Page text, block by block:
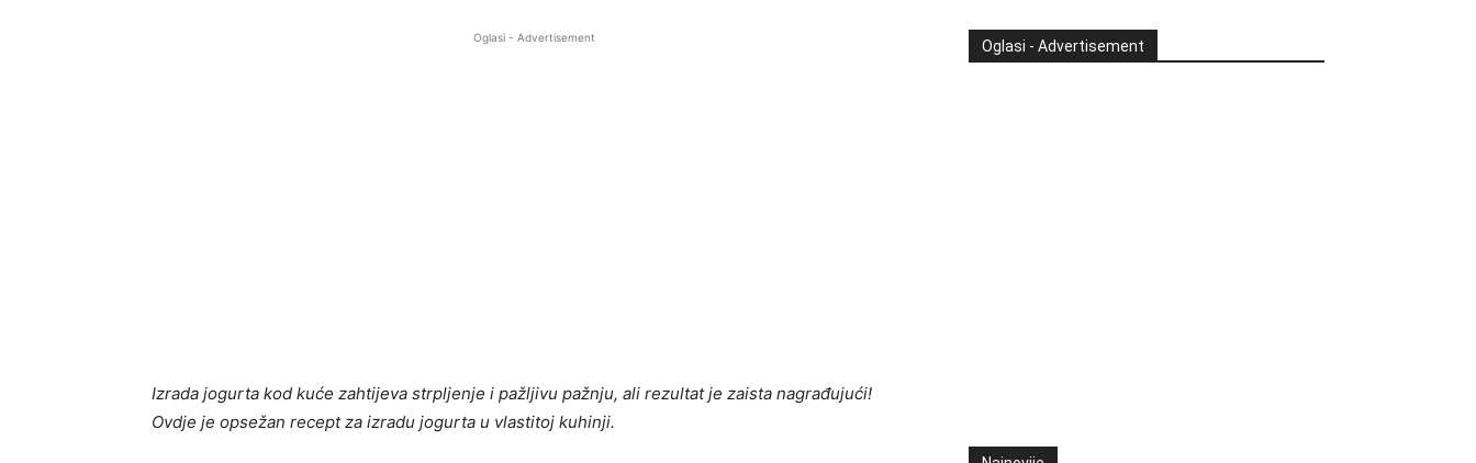
Oglasi - Advertisement
Izrada jogurta kod kuće zahtijeva strpljenje i pažljivu pažnju, ali rezultat je zaista nagrađujući!
Ovdje je opsežan recept za izradu jogurta u vlastitoj kuhinji.
Oglasi - Advertisement